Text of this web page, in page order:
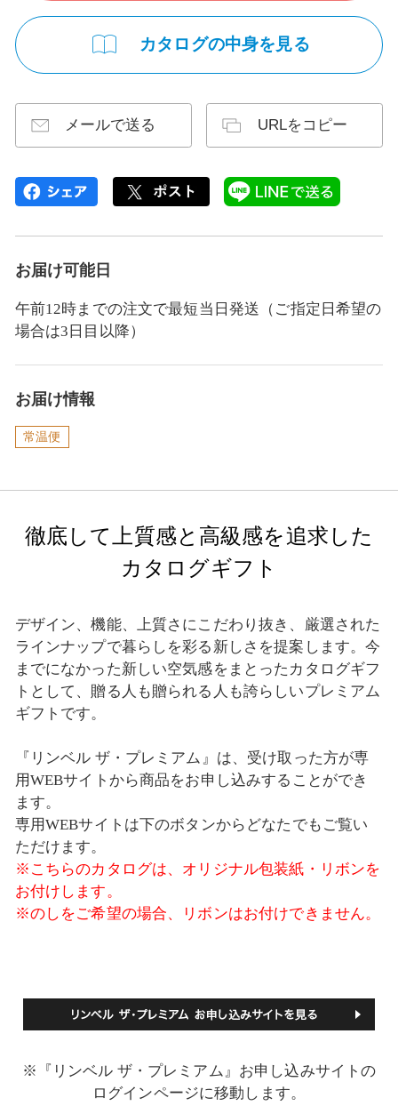
カタログの中身を見る
メールで送る URLをコピー
お届け可能日
午前12時までの注文で最短当日発送（ご指定日希望の
場合は3日目以降）
お届け情報
常温便
徹底して上質感と高級感を追求した
カタログギフト
デザイン、機能、上質さにこだわり抜き、厳選された
ラインナップで暮らしを彩る新しさを提案します。今
までになかった新しい空気感をまとったカタログギフ
トとして、贈る人も贈られる人も誇らしいプレミアム
ギフトです。
『リンベル ザ・プレミアム』は、受け取った方が専
用WEBサイトから商品をお申し込みすることができ
ます。
専用WEBサイトは下のボタンからどなたでもご覧い
ただけます。
※こちらのカタログは、オリジナル包装紙・リボンを
お付けします。
※のしをご希望の場合、リボンはお付けできません。
※『リンベル ザ・プレミアム』お申し込みサイトの
ログインページに移動します。